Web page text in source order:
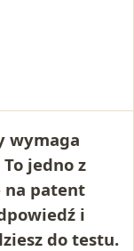
wymaga
jedno z
na patent
i
do testu.